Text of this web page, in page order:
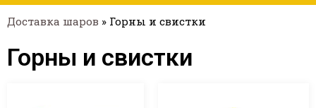
Доставка шаров » Горны и свистки
Горны и свистки